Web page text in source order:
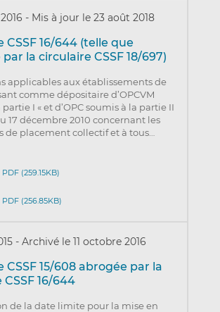
- Mis à jour le 23 août 2018
CSSF 16/644 (telle que
la circulaire CSSF 18/697)
applicables aux établissements de
comme dépositaire d’OPCVM
I « et d’OPC soumis à la partie II
17 décembre 2010 concernant les
de placement collectif et à tous…
PDF (259.15KB)
PDF (256.85KB)
- Archivé le 11 octobre 2016
CSSF 15/608 abrogée par la
16/644
de la date limite pour la mise en